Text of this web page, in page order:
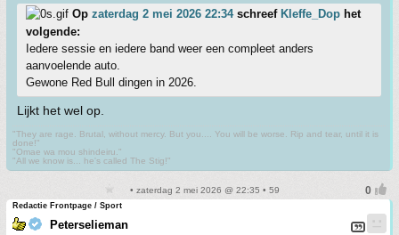
Op zaterdag 2 mei 2026 22:34schreef Kleffe_Dop het
volgende:
Iedere sessie en iedere band weer een compleet anders
aanvoelende auto.
Gewone Red Bull dingen in 2026.
Lijkt het wel op.
"They are rage. Brutal, without mercy. But you.... You will be worse. Rip and tear, until it is
done!"
"Omae wa mou shindeiru."
"All we know is... he's called The Stig!"
• zaterdag 2 mei 2026 @ 22:35 • 59
Redactie Frontpage / Sport
Peterselieman